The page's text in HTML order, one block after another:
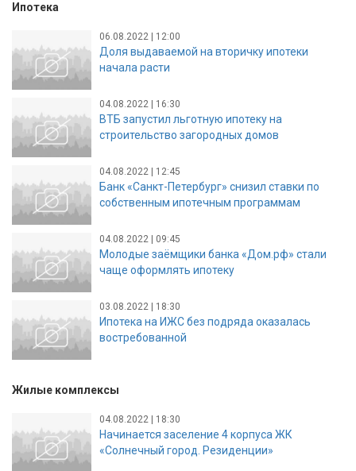
Ипотека
06.08.2022 | 12:00
Доля выдаваемой на вторичку ипотеки
начала расти
04.08.2022 | 16:30
ВТБ запустил льготную ипотеку на
строительство загородных домов
04.08.2022 | 12:45
Банк «Санкт-Петербург» снизил ставки по
собственным ипотечным программам
04.08.2022 | 09:45
Молодые заёмщики банка «Дом.рф» стали
чаще оформлять ипотеку
03.08.2022 | 18:30
Ипотека на ИЖС без подряда оказалась
востребованной
Жилые комплексы
04.08.2022 | 18:30
Начинается заселение 4 корпуса ЖК
«Солнечный город. Резиденции»